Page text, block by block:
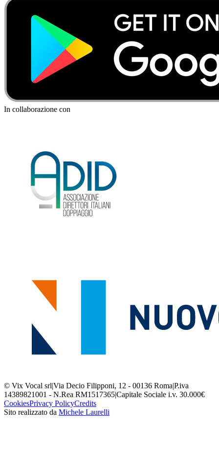
In collaborazione con
© Vix Vocal srl|Via Decio Filipponi, 12 - 00136 Roma|P.iva
14389821001 - N.Rea RM1517365|Capitale Sociale i.v. 30.000€
CookiesPrivacy PolicyCredits
Sito realizzato da Michele Laurelli